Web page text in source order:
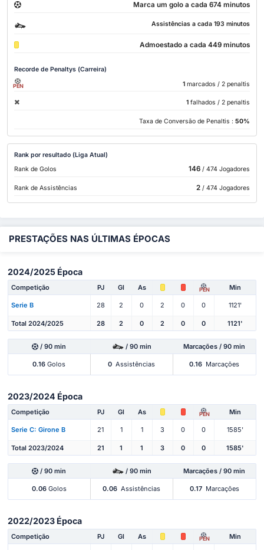
Marca um golo a cada 674 minutos
Assistências a cada 193 minutos
Admoestado a cada 449 minutos
Recorde de Penaltys (Carreira)
PEN 1 marcados / 2 penaltis
1 falhados / 2 penaltis
Taxa de Conversão de Penaltis : 50%
Rank por resultado (Liga Atual)
Rank de Golos
146/ 474 Jogadores
Rank de Assistências 2/ 474 Jogadores
PRESTAÇÕES NAS ÚLTIMAS ÉPOCAS
2024/2025 Época
Competição PJ Gl As PEN Min
Serie B 28 2 0 2 0 0 1121'
Total 2024/2025 28 2 0 2 0 0 1121'
/ 90 min / 90 min Marcações / 90 min
0.16 Golos 0 Assistências 0.16 Marcações
2023/2024 Época
Competição PJ Gl As PEN Min
Serie C: Girone B 21 1 1 3 0 0 1585'
Total 2023/2024 21 1 1 3 0 0 1585'
/ 90 min / 90 min Marcações / 90 min
0.06Golos 0.06 Assistências 0.17 Marcações
2022/2023 Época
Competição PJ Gl As PEN Min